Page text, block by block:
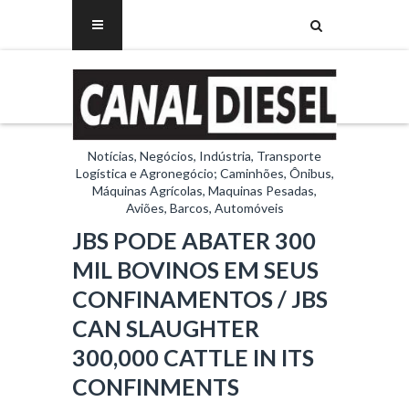
Notícias, Negócios, Indústria, Transporte
Logística e Agronegócio; Caminhões, Ônibus,
Máquinas Agrícolas, Maquinas Pesadas,
Aviões, Barcos, Automóveis
JBS PODE ABATER 300
MIL BOVINOS EM SEUS
CONFINAMENTOS / JBS
CAN SLAUGHTER
300,000 CATTLE IN ITS
CONFINMENTS